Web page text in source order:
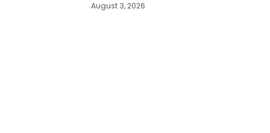
August 3, 2026